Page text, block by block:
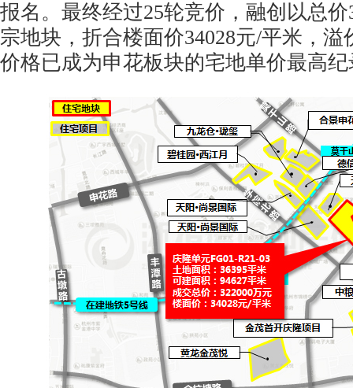
报名。最终经过25轮竞价，融创以总价
宗地块，折合楼面价34028元/平米，溢
价格已成为申花板块的宅地单价最高